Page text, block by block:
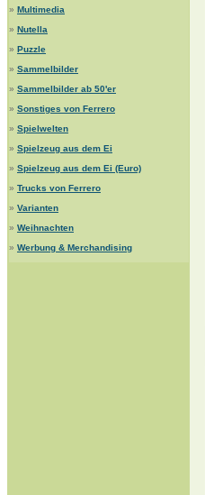
» Multimedia
» Nutella
» Puzzle
» Sammelbilder
» Sammelbilder ab 50'er
» Sonstiges von Ferrero
» Spielwelten
» Spielzeug aus dem Ei
» Spielzeug aus dem Ei (Euro)
» Trucks von Ferrero
» Varianten
» Weihnachten
» Werbung & Merchandising